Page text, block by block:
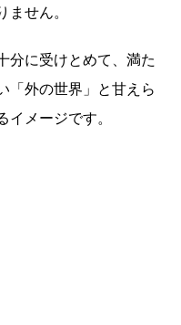
せん。
分に受けとめて、満た
「外の世界」と甘えら
メージです。